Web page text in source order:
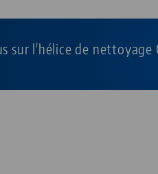
sur l'hélice de nettoyage